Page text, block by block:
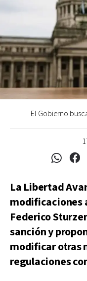
El Gobierno
La Libertad
modificaciones
Federico
sanción y
modificar otras
regulaciones